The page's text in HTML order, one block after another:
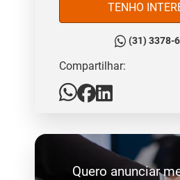
TENHO
(31) 3378-
Compartilhar:
Quero anunciar